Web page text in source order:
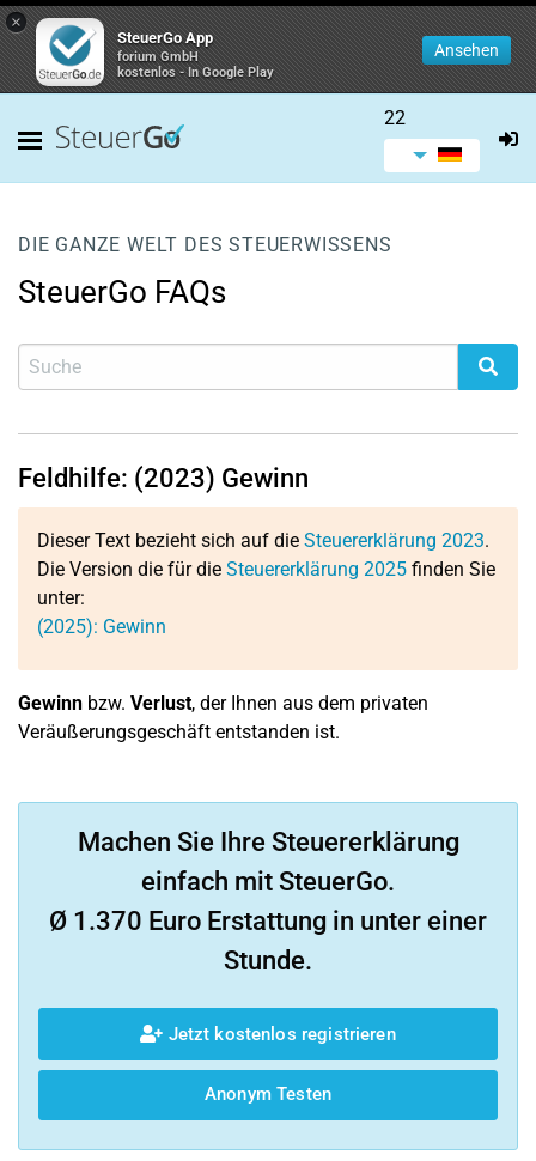
×
SteuerGo App
forium GmbH
kostenlos - In Google Play
Ansehen
22
DIE GANZE WELT DES STEUERWISSENS
SteuerGo FAQs
Feldhilfe: (2023) Gewinn
Dieser Text bezieht sich auf die Steuererklärung 2023.
Die Version die für die Steuererklärung 2025 finden Sie
unter:
(2025): Gewinn
Gewinn bzw. Verlust, der Ihnen aus dem privaten
Veräußerungsgeschäft entstanden ist.
Machen Sie Ihre Steuererklärung
einfach mit SteuerGo.
Ø 1.370 Euro Erstattung in unter einer
Stunde.
Jetzt kostenlos registrieren
Anonym Testen